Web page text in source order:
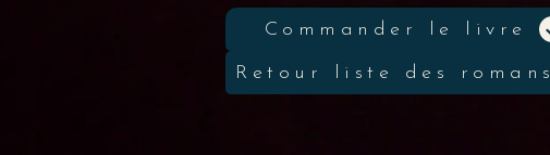
Commander le livre
Retour liste des romans